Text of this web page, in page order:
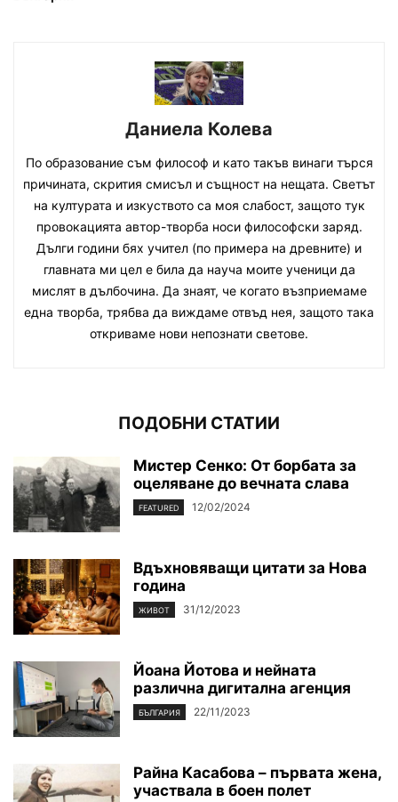
Даниела Колева
По образование съм философ и като такъв винаги търся
причината, скрития смисъл и същност на нещата. Светът
на културата и изкуството са моя слабост, защото тук
провокацията автор-творба носи философски заряд.
Дълги години бях учител (по примера на древните) и
главната ми цел е била да науча моите ученици да
мислят в дълбочина. Да знаят, че когато възприемаме
една творба, трябва да виждаме отвъд нея, защото така
откриваме нови непознати светове.
ПОДОБНИ СТАТИИ
Мистер Сенко: От борбата за
оцеляване до вечната слава
FEATURED 12/02/2024
Вдъхновяващи цитати за Нова
година
ЖИВОТ 31/12/2023
Йоана Йотова и нейната
различна дигитална агенция
БЪЛГАРИЯ 22/11/2023
Райна Касабова – първата жена,
участвала в боен полет